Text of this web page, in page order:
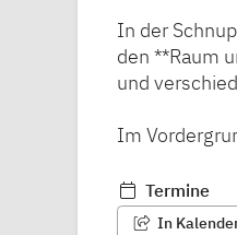
In der
den **Raum
und
Im
Termine
In